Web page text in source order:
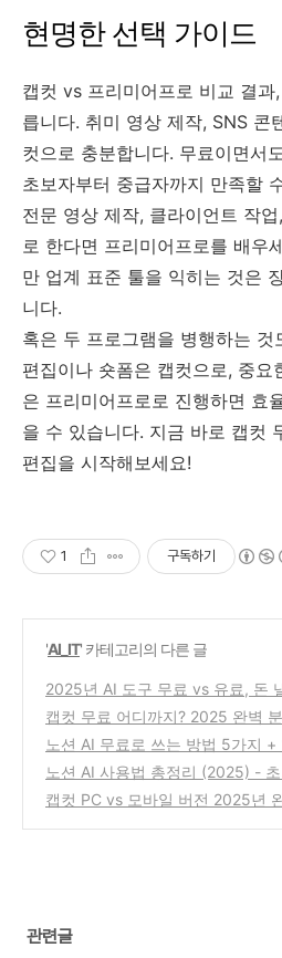
현명한 선택 가이드
캡컷 vs 프리미어프로 비교 결
릅니다. 취미 영상 제작, SNS 콘
컷으로 충분합니다. 무료이면서
초보자부터 중급자까지 만족할
전문 영상 제작, 클라이언트 작
로 한다면 프리미어프로를 배우
만 업계 표준 툴을 익히는 것은
니다.
혹은 두 프로그램을 병행하는
편집이나 숏폼은 캡컷으로, 중요
은 프리미어프로로 진행하면 효
을 수 있습니다. 지금 바로 캡컷
편집을 시작해보세요!
1 구독하기
'AI_IT' 카테고리의 다른 글
2025년 AI 도구 무료 vs 유료, 돈
까? 실사용 후기와 가격 비교
(0)
캡컷 무료 어디까지? 2025 완벽
크·화질 제한 총정리
(0)
노션 AI 무료로 쓰는 방법 5가지 +
플랜 신청 꿀팁
(0)
노션 AI 사용법 총정리 (2025) -
분이면 전문가 되는 완벽 가이드
캡컷 PC vs 모바일 버전 2025년
관련글